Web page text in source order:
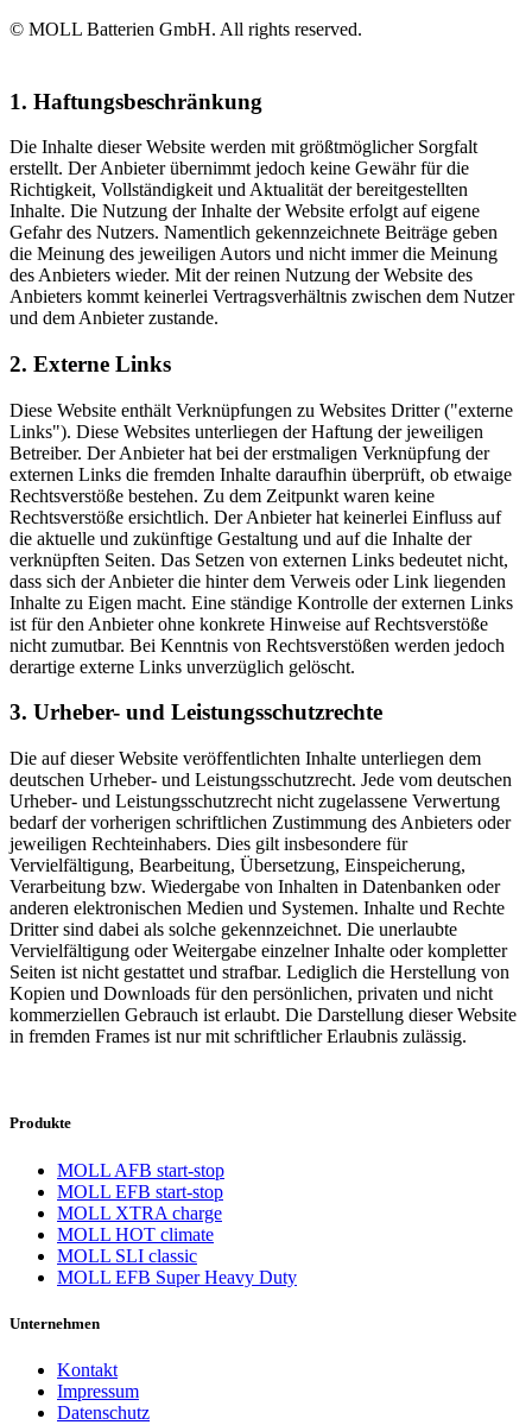
© MOLL Batterien GmbH. All rights reserved.
1. Haftungsbeschränkung
Die Inhalte dieser Website werden mit größtmöglicher Sorgfalt
erstellt. Der Anbieter übernimmt jedoch keine Gewähr für die
Richtigkeit, Vollständigkeit und Aktualität der bereitgestellten
Inhalte. Die Nutzung der Inhalte der Website erfolgt auf eigene
Gefahr des Nutzers. Namentlich gekennzeichnete Beiträge geben
die Meinung des jeweiligen Autors und nicht immer die Meinung
des Anbieters wieder. Mit der reinen Nutzung der Website des
Anbieters kommt keinerlei Vertragsverhältnis zwischen dem Nutzer
und dem Anbieter zustande.
2. Externe Links
Diese Website enthält Verknüpfungen zu Websites Dritter ("externe
Links"). Diese Websites unterliegen der Haftung der jeweiligen
Betreiber. Der Anbieter hat bei der erstmaligen Verknüpfung der
externen Links die fremden Inhalte daraufhin überprüft, ob etwaige
Rechtsverstöße bestehen. Zu dem Zeitpunkt waren keine
Rechtsverstöße ersichtlich. Der Anbieter hat keinerlei Einfluss auf
die aktuelle und zukünftige Gestaltung und auf die Inhalte der
verknüpften Seiten. Das Setzen von externen Links bedeutet nicht,
dass sich der Anbieter die hinter dem Verweis oder Link liegenden
Inhalte zu Eigen macht. Eine ständige Kontrolle der externen Links
ist für den Anbieter ohne konkrete Hinweise auf Rechtsverstöße
nicht zumutbar. Bei Kenntnis von Rechtsverstößen werden jedoch
derartige externe Links unverzüglich gelöscht.
3. Urheber- und Leistungsschutzrechte
Die auf dieser Website veröffentlichten Inhalte unterliegen dem
deutschen Urheber- und Leistungsschutzrecht. Jede vom deutschen
Urheber- und Leistungsschutzrecht nicht zugelassene Verwertung
bedarf der vorherigen schriftlichen Zustimmung des Anbieters oder
jeweiligen Rechteinhabers. Dies gilt insbesondere für
Vervielfältigung, Bearbeitung, Übersetzung, Einspeicherung,
Verarbeitung bzw. Wiedergabe von Inhalten in Datenbanken oder
anderen elektronischen Medien und Systemen. Inhalte und Rechte
Dritter sind dabei als solche gekennzeichnet. Die unerlaubte
Vervielfältigung oder Weitergabe einzelner Inhalte oder kompletter
Seiten ist nicht gestattet und strafbar. Lediglich die Herstellung von
Kopien und Downloads für den persönlichen, privaten und nicht
kommerziellen Gebrauch ist erlaubt. Die Darstellung dieser Website
in fremden Frames ist nur mit schriftlicher Erlaubnis zulässig.
Produkte
MOLL AFB start-stop
MOLL EFB start-stop
MOLL XTRA charge
MOLL HOT climate
MOLL SLI classic
MOLL EFB Super Heavy Duty
Unternehmen
Kontakt
Impressum
Datenschutz